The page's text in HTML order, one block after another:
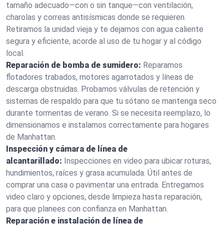
tamaño adecuado—con o sin tanque—con ventilación,
charolas y correas antisísmicas donde se requieren.
Retiramos la unidad vieja y te dejamos con agua caliente
segura y eficiente, acorde al uso de tu hogar y al código
local.
Reparación de bomba de sumidero: Reparamos
flotadores trabados, motores agarrotados y líneas de
descarga obstruidas. Probamos válvulas de retención y
sistemas de respaldo para que tu sótano se mantenga seco
durante tormentas de verano. Si se necesita reemplazo, lo
dimensionamos e instalamos correctamente para hogares
de Manhattan.
Inspección y cámara de línea de
alcantarillado: Inspecciones en video para ubicar roturas,
hundimientos, raíces y grasa acumulada. Útil antes de
comprar una casa o pavimentar una entrada. Entregamos
video claro y opciones, desde limpieza hasta reparación,
para que planees con confianza en Manhattan.
Reparación e instalación de línea de